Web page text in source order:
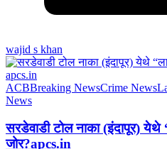
wajid s khan
ACBBreaking NewsCrime News
News
सरडेवाडी टोल नाका (इंदापूर) येथे
जोर?apcs.in